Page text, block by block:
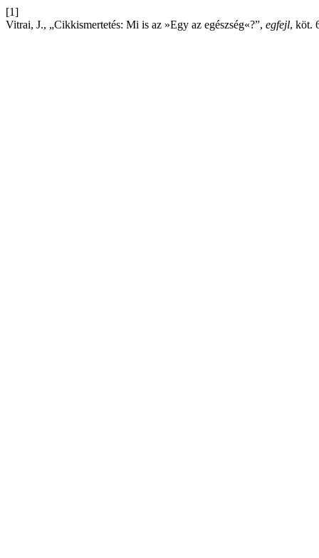
[1]
Vitrai, J., „Cikkismertetés: Mi is az »Egy az egészség«?”, egfejl, köt.